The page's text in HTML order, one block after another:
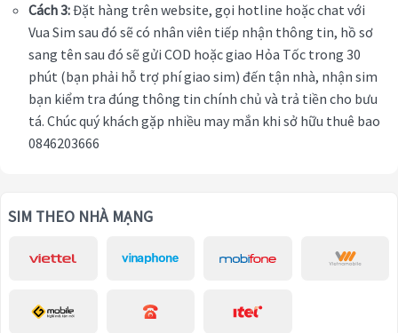
Cách 3:Đặt hàng trên website, gọi hotline hoặc chat với
Vua Sim sau đó sẽ có nhân viên tiếp nhận thông tin, hồ sơ
sang tên sau đó sẽ gửi COD hoặc giao Hỏa Tốc trong 30
phút (bạn phải hỗ trợ phí giao sim) đến tận nhà, nhận sim
bạn kiểm tra đúng thông tin chính chủ và trả tiền cho bưu
tá. Chúc quý khách gặp nhiều may mắn khi sở hữu thuê bao
0846203666
SIM THEO NHÀ MẠNG